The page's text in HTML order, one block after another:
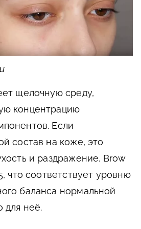
щелочную среду,
концентрацию
Если
состав на коже, это
и раздражение. Brow
что соответствует уровню
баланса нормальной
для неё.